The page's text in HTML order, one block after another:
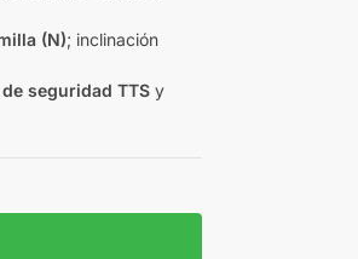
(N); inclinación
seguridad TTS y